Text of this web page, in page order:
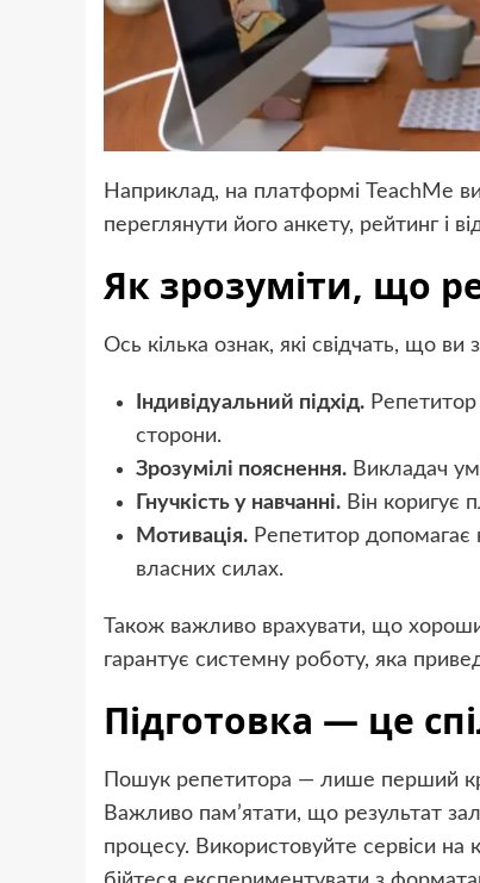
Наприклад, на платформі TeachMe
переглянути його анкету, рейтинг і
Як зрозуміти, що
Ось кілька ознак, які свідчать, що ви
Індивідуальний підхід.
сторони.
Зрозумілі пояснення. Викладач
Гнучкість у навчанні. Він коригує
Мотивація. Репетитор допомагає
власних силах.
Також важливо врахувати, що
гарантує системну роботу, яка
Підготовка — це
Пошук репетитора — лише перший
Важливо пам’ятати, що результат
процесу. Використовуйте сервіси